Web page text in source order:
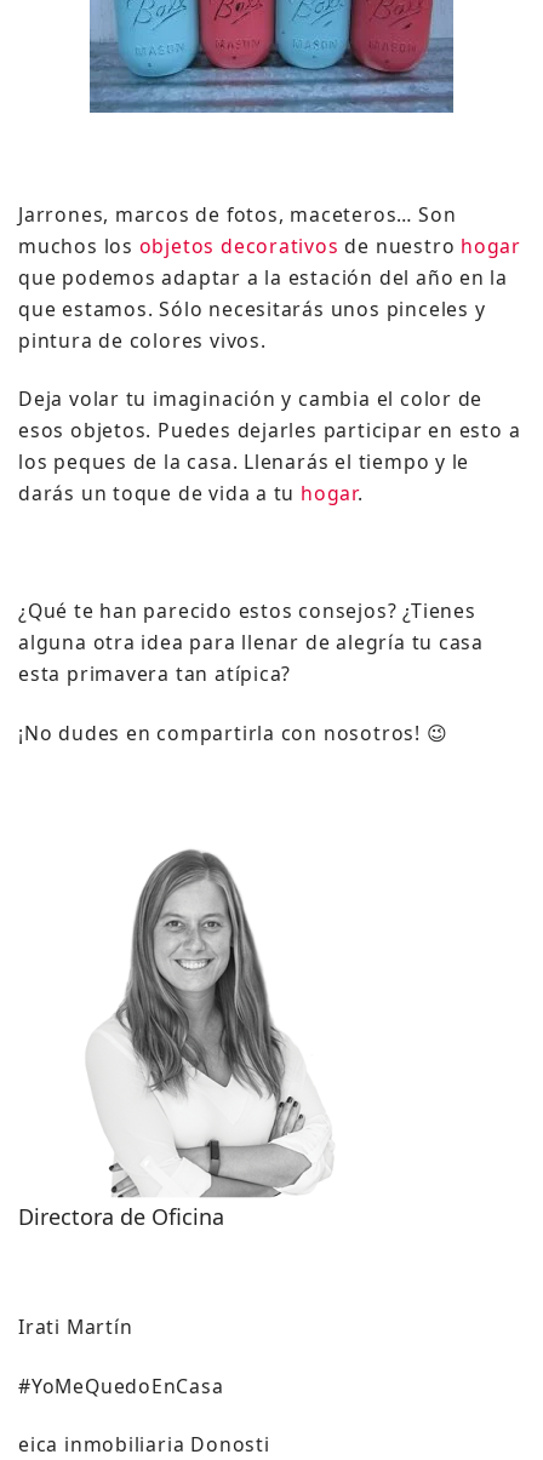
Jarrones, marcos de fotos, maceteros… Son
muchos los objetos decorativos de nuestro hogar
que podemos adaptar a la estación del año en la
que estamos. Sólo necesitarás unos pinceles y
pintura de colores vivos.
Deja volar tu imaginación y cambia el color de
esos objetos. Puedes dejarles participar en esto a
los peques de la casa. Llenarás el tiempo y le
darás un toque de vida a tu hogar.
¿Qué te han parecido estos consejos? ¿Tienes
alguna otra idea para llenar de alegría tu casa
esta primavera tan atípica?
¡No dudes en compartirla con nosotros! 😉
Directora de Oficina
Irati Martín
#YoMeQuedoEnCasa
eica inmobiliaria Donosti